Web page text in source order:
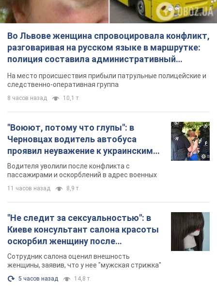
Во Львове женщина спровоцировала конфликт,
разговаривая на русском языке в маршрутке:
полиция составила административный
протокол. Видео
На место происшествия прибыли патрульные полицейские и
следственно-оперативная группа
8 часов назад 10,1 т.
"Воюют, потому что глупы": в
Черновцах водитель автобуса
проявил неуважение к украинским
военным и поплатился за это.
Видео
Водителя уволили после конфликта с
пассажирами и оскорблений в адрес военных
11 часов назад 8,9 т.
"Не следит за сексуальностью": в
Киеве консультант салона красоты
оскорбил женщину после
химиотерапии, разгорелся скандал.
Фото
Сотрудник салона оценил внешность
женщины, заявив, что у нее "мужская стрижка"
5 часов назад 14,8 т.